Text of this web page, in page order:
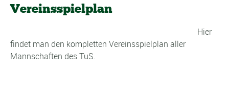
Vereinsspielplan
Hier
findet man den kompletten Vereinsspielplan aller
Mannschaften des TuS.